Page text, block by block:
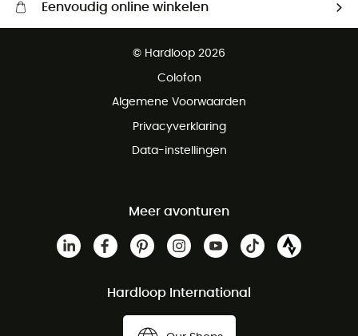
Eenvoudig online winkelen
Gratis retourneren binnen 100 dagen
© Hardloop 2026
Colofon
Algemene Voorwaarden
Privacyverklaring
Data-instellingen
Meer avonturen
Hardloop International